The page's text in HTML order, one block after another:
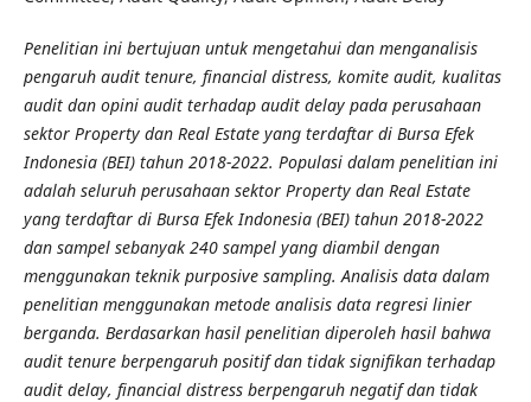
Penelitian ini bertujuan untuk mengetahui dan menganalisis
pengaruh audit tenure, financial distress, komite audit, kualitas
audit dan opini audit terhadap audit delay pada perusahaan
sektor Property dan Real Estate yang terdaftar di Bursa Efek
Indonesia (BEI) tahun 2018-2022. Populasi dalam penelitian ini
adalah seluruh perusahaan sektor Property dan Real Estate
yang terdaftar di Bursa Efek Indonesia (BEI) tahun 2018-2022
dan sampel sebanyak 240 sampel yang diambil dengan
menggunakan teknik purposive sampling. Analisis data dalam
penelitian menggunakan metode analisis data regresi linier
berganda. Berdasarkan hasil penelitian diperoleh hasil bahwa
audit tenure berpengaruh positif dan tidak signifikan terhadap
audit delay, financial distress berpengaruh negatif dan tidak